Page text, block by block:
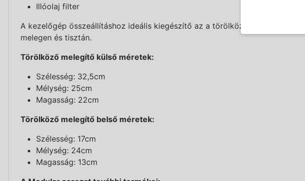
Illóolaj filter
A kezelőgép összeállításhoz ideális kiegészítő az a törölköző melegítő és
melegen és tisztán.
Törölköző melegítő külső méretek:
Szélesség: 32,5cm
Mélység: 25cm
Magasság: 22cm
Törölköző melegítő belső méretek:
Szélesség: 17cm
Mélység: 24cm
Magasság: 13cm